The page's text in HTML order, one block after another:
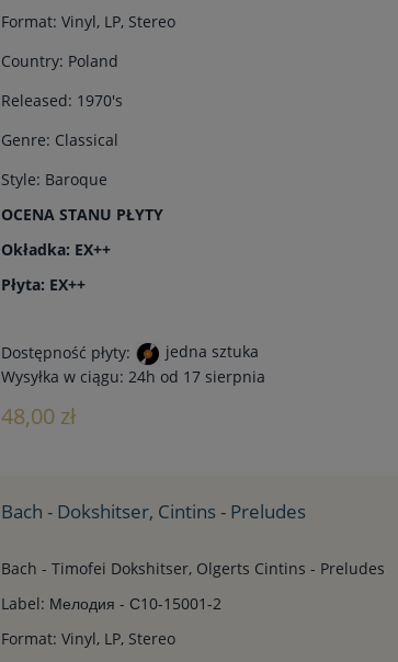
Format: Vinyl, LP, Stereo
Country: Poland
Released: 1970's
Genre: Classical
Style: Baroque
OCENA STANU PŁYTY
Okładka: EX++
Płyta: EX++
Dostępność płyty:
jedna sztuka
Wysyłka w ciągu: 24h od 17 sierpnia
48,00 zł
Bach - Dokshitser, Cintins - Preludes
Bach - Timofei Dokshitser, Olgerts Cintins - Preludes
Label: Мелодия - С10-15001-2
Format: Vinyl, LP, Stereo